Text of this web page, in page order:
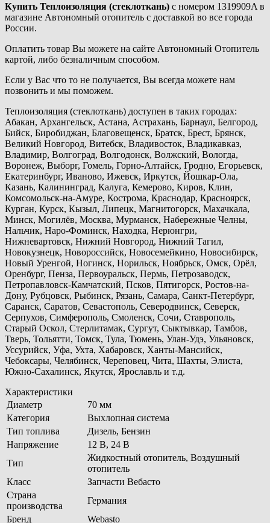
Купить Теплоизоляция (стеклоткань) с номером 1319909A в
магазине Автономный отопитель с доставкой во все города
России.
Оплатить товар Вы можете на сайте Автономный Отопитель
картой, либо безналичным способом.
Если у Вас что то не получается, Вы всегда можете нам
позвонить и мы поможем.
Теплоизоляция (стеклоткань) доступен в таких городах:
Абакан, Архангельск, Астана, Астрахань, Барнаул, Белгород,
Бийск, Биробиджан, Благовещенск, Братск, Брест, Брянск,
Великий Новгород, Витебск, Владивосток, Владикавказ,
Владимир, Волгоград, Волгодонск, Волжский, Вологда,
Воронеж, Выборг, Гомель, Горно-Алтайск, Гродно, Егорьевск,
Екатеринбург, Иваново, Ижевск, Иркутск, Йошкар-Ола,
Казань, Калининград, Калуга, Кемерово, Киров, Клин,
Комсомольск-на-Амуре, Кострома, Краснодар, Красноярск,
Курган, Курск, Кызыл, Липецк, Магнитогорск, Махачкала,
Минск, Могилёв, Москва, Мурманск, Набережные Челны,
Нальчик, Наро-Фоминск, Находка, Нерюнгри,
Нижневартовск, Нижний Новгород, Нижний Тагил,
Новокузнецк, Новороссийск, Новосемейкино, Новосибирск,
Новый Уренгой, Ногинск, Норильск, Ноябрьск, Омск, Орёл,
Оренбург, Пенза, Первоуральск, Пермь, Петрозаводск,
Петропавловск-Камчатский, Псков, Пятигорск, Ростов-на-
Дону, Рубцовск, Рыбинск, Рязань, Самара, Санкт-Петербург,
Саранск, Саратов, Севастополь, Северодвинск, Северск,
Серпухов, Симферополь, Смоленск, Сочи, Ставрополь,
Старый Оскол, Стерлитамак, Сургут, Сыктывкар, Тамбов,
Тверь, Тольятти, Томск, Тула, Тюмень, Улан-Удэ, Ульяновск,
Уссурийск, Уфа, Ухта, Хабаровск, Ханты-Мансийск,
Чебоксары, Челябинск, Череповец, Чита, Шахты, Элиста,
Южно-Сахалинск, Якутск, Ярославль и т.д.
Характеристики
Диаметр
70 мм
Категория
Выхлопная система
Тип топлива
Дизель, Бензин
Напряжение
12 В, 24 В
Тип
Жидкостный отопитель, Воздушный
отопитель
Класс
Запчасти Вебасто
Страна
производства
Германия
Бренд
Webasto